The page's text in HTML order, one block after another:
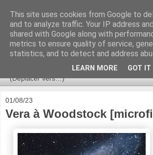
Ça se passe là
Astronomie, Astrophysique,
L'infini se contemple, indéfiniment. ISSN
01/08/23
Vera à Woodstock
This site uses cookies from Google to
and to analyze traffic. Your IP address
shared with Google along with
metrics to ensure quality of service,
statistics, and to detect and address
LEARN MORE GOT IT